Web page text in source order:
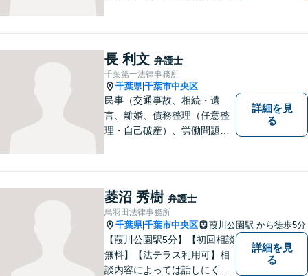
長 利文 弁護士
千葉第一法律事務所
千葉県|千葉市中央区
民事（交通事故、相続・遺
言、離婚、債務整理（任意整
理・自己破産）、労働問題
題でも一人で抱え込まずにま
ずはご相談ください。問題の
解決に向けて誠心誠意対応い
たします。【近隣駐車場あ
り】
詳細を見
る
菱沼 秀樹 弁護士
鳥羽田法律事務所
千葉県|千葉市中央区 葭川公園駅 から徒歩5分
【葭川公園駅5分】【初回相談
無料】【法テラス利用可】相
談内容によっては話しにくい
詳細を見
る